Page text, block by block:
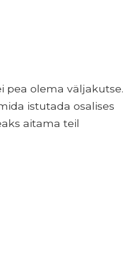
pea olema väljakutse.
istutada osalises
aitama teil